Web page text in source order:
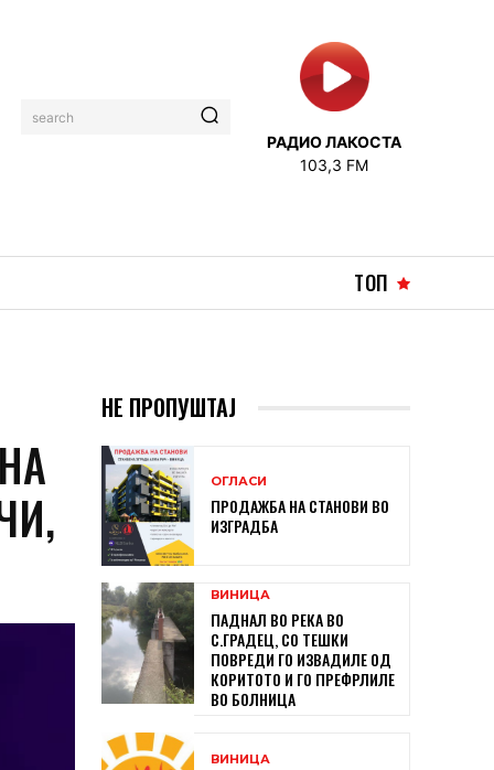
search
РАДИО ЛАКОСТА
103,3 FM
ТОП
НЕ ПРОПУШТАЈ
ОГЛАСИ
ПРОДАЖБА НА СТАНОВИ ВО
ИЗГРАДБА
ВИНИЦА
ПАДНАЛ ВО РЕКА ВО
С.ГРАДЕЦ, СО ТЕШКИ
ПОВРЕДИ ГО ИЗВАДИЛЕ ОД
КОРИТОТО И ГО ПРЕФРЛИЛЕ
ВО БОЛНИЦА
ВИНИЦА